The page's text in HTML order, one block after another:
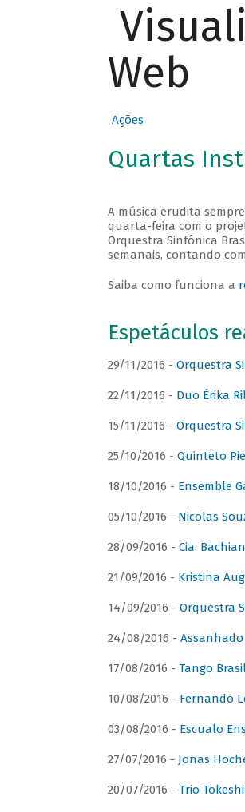
Web
Ações
Quartas
A música erudita
quarta-feira com o
Orquestra Sinfônica
semanais, contando
Saiba como funciona a
Espetáculos
29/11/2016 - Orquestra
22/11/2016 - Duo Érika
15/11/2016 - Orquestra
25/10/2016 - Quinteto
18/10/2016 - Ensemble
05/10/2016 - Nicolas
28/09/2016 - Cia.
21/09/2016 - Kristina
14/09/2016 - Orquestra
24/08/2016 -
17/08/2016 - Tango
10/08/2016 - Fernando
03/08/2016 - Escualo
27/07/2016 - Jonas
20/07/2016 - Trio